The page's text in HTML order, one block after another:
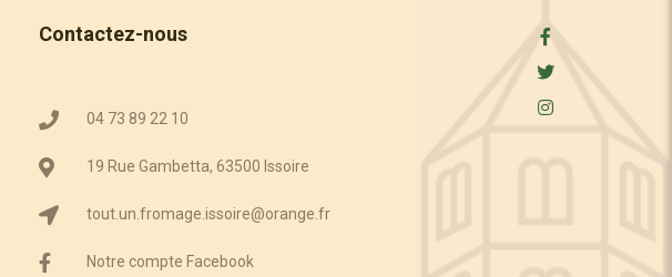
Contactez-nous
04 73 89 22 10
19 Rue Gambetta, 63500 Issoire
tout.un.fromage.issoire@orange.fr
Notre compte Facebook